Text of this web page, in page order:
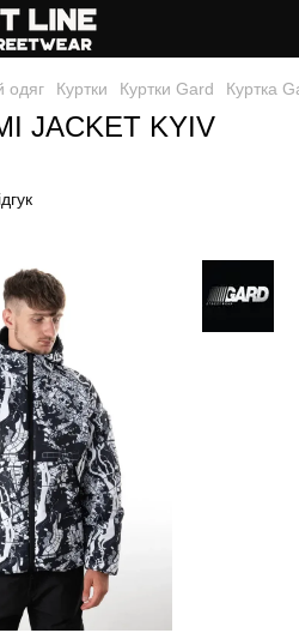
одяг Куртки Куртки Gard Куртка
JACKET KYIV